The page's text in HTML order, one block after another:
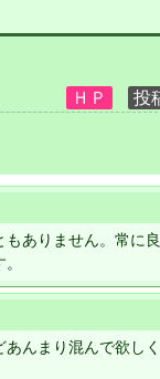
ありません。常に良
んまり混んで欲しく